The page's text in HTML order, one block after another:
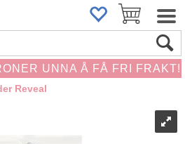
UNNA Å FÅ FRI FRAKT!
Reveal